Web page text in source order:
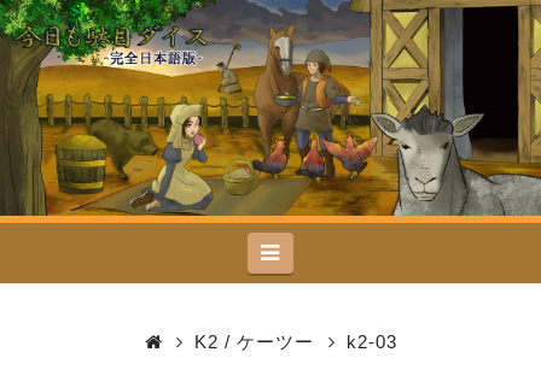
今
日
も
駄
目
Navigation
K2 / ケーツー k2-03